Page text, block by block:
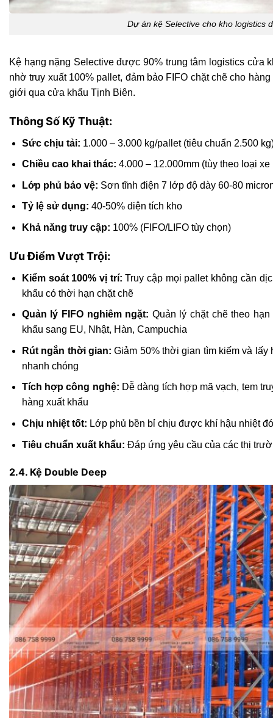
Dự án kệ Selective cho kho logistics
Kệ hạng nặng Selective được 90% trung tâm logistics cửa
nhờ truy xuất 100% pallet, đảm bảo FIFO chặt chẽ cho
giới qua cửa khẩu Tịnh Biên.
Thông Số Kỹ Thuật:
Sức chịu tải: 1.000 – 3.000 kg/pallet (tiêu chuẩn 2.500
Chiều cao khai thác: 4.000 – 12.000mm (tùy theo loại xe
Lớp phủ bảo vệ: Sơn tĩnh điện 7 lớp độ dày 60-80
Tỷ lệ sử dụng: 40-50% diện tích kho
Khả năng truy cập: 100% (FIFO/LIFO tùy chọn)
Ưu Điểm Vượt Trội:
Kiểm soát 100% vị trí: Truy cập mọi pallet không cần
khẩu có thời hạn chặt chẽ
Quản lý FIFO nghiêm ngặt: Quản lý chặt chẽ theo
khẩu sang EU, Nhật, Hàn, Campuchia
Rút ngắn thời gian: Giảm 50% thời gian tìm kiếm và lấy
nhanh chóng
Tích hợp công nghệ: Dễ dàng tích hợp mã vạch, tem
hàng xuất khẩu
Chịu nhiệt tốt: Lớp phủ bền bỉ chịu được khí hậu nhiệt
Tiêu chuẩn xuất khẩu: Đáp ứng yêu cầu của các thị
2.4. Kệ Double Deep